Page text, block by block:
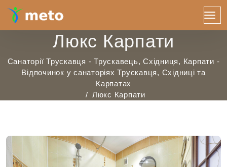
Люкс Карпати
Санаторії Трускавця - Трускавець, Східниця, Карпати -
Відпочинок у санаторіях Трускавця, Східниці та
Карпатах
Люкс Карпати